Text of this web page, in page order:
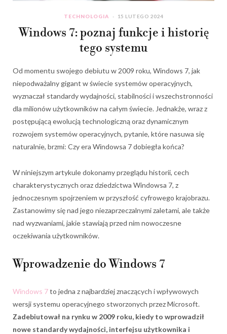
TECHNOLOGIA 15 LUTEGO 2024
Windows 7: poznaj funkcje i historię
tego systemu
Od momentu swojego debiutu w 2009 roku, Windows 7, jak
niepodważalny gigant w świecie systemów operacyjnych,
wyznaczał standardy wydajności, stabilności i wszechstronności
dla milionów użytkowników na całym świecie. Jednakże, wraz z
postępującą ewolucją technologiczną oraz dynamicznym
rozwojem systemów operacyjnych, pytanie, które nasuwa się
naturalnie, brzmi: Czy era Windowsa 7 dobiegła końca?
W niniejszym artykule dokonamy przeglądu historii, cech
charakterystycznych oraz dziedzictwa Windowsa 7, z
jednoczesnym spojrzeniem w przyszłość cyfrowego krajobrazu.
Zastanowimy się nad jego niezaprzeczalnymi zaletami, ale także
nad wyzwaniami, jakie stawiają przed nim nowoczesne
oczekiwania użytkowników.
Wprowadzenie do Windows 7
Windows 7to jedna z najbardziej znaczących i wpływowych
wersji systemu operacyjnego stworzonych przez Microsoft.
Zadebiutował na rynku w 2009 roku, kiedy to wprowadził
nowe standardy wydajności, interfejsu użytkownika i